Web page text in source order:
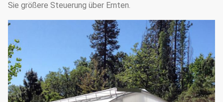
Füllen Sie Licht aus
zusammen
11 Saatbeet Bewegliches
12 Hydroponik
Es kann
Bedarf, Nährstoffe
Sie größere Steuerung über Ernten.